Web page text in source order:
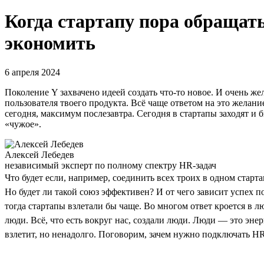
Когда стартапу пора
экономить
6 апреля 2024
Поколение Y захвачено идеей создать что-то новое. И очень
пользователя твоего продукта. Всё чаще ответом на это
сегодня, максимум послезавтра. Сегодня в стартапы
«чужое».
Алексей Лебедев
независимый эксперт по полному спектру HR-задач
Что будет если, например, соединить всех троих в одном
Но будет ли такой союз эффективен? И от чего зависит
тогда стартапы взлетали бы чаще. Во многом ответ кроется в
люди. Всё, что есть вокруг нас, создали люди. Люди — это
взлетит, но ненадолго. Поговорим, зачем нужно подключать